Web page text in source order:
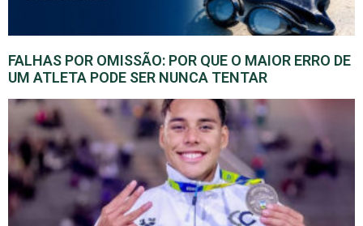
FALHAS POR OMISSÃO: POR QUE O MAIOR ERRO DE
UM ATLETA PODE SER NUNCA TENTAR